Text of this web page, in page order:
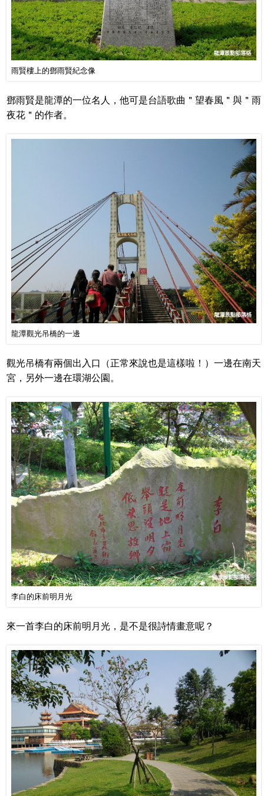
雨賢樓上的鄧雨賢紀念像
鄧雨賢是龍潭的一位名人，他可是台語歌曲＂望春風＂與＂雨
夜花＂的作者。
龍潭觀光吊橋的一邊
觀光吊橋有兩個出入口（正常來說也是這樣啦！）一邊在南天
宮，另外一邊在環湖公園。
李白的床前明月光
來一首李白的床前明月光，是不是很詩情畫意呢？